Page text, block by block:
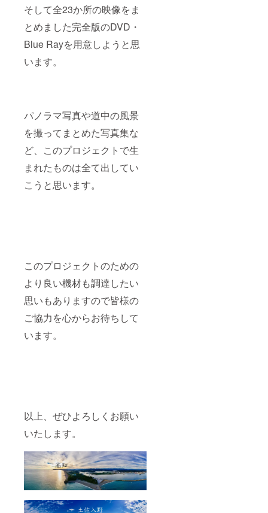
そして全23か所の映像をま
とめました完全版のDVD・
Blue Rayを用意しようと思
います。
パノラマ写真や道中の風景
を撮ってまとめた写真集な
ど、このプロジェクトで生
まれたものは全て出してい
こうと思います。
このプロジェクトのための
より良い機材も調達したい
思いもありますので皆様の
ご協力を心からお待ちして
います。
以上、ぜひよろしくお願い
いたします。